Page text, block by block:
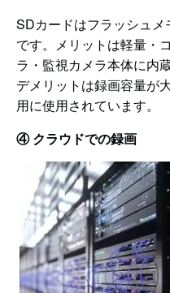
SDカードはフラッシュ
です。メリットは軽量・
ラ・監視カメラ本体に内
デメリットは録画容量が
用に使用されています。
④ クラウドでの録画